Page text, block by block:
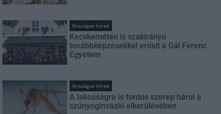
Országos hírek
Kecskeméten is szakirányú
továbbképzésekkel erősít a Gál Ferenc
Egyetem
Országos hírek
A lakosságra is fontos szerep hárul a
szúnyoginvázió elkerülésében